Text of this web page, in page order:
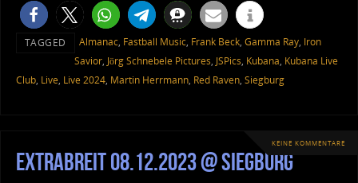
TAGGED Almanac, Fastball Music, Frank Beck, Gamma Ray, Iron
Savior, Jörg Schnebele Pictures, JSPics, Kubana, Kubana Live
Club, Live, Live 2024, Martin Herrmann, Red Raven, Siegburg
KEINE KOMMENTARE
Extrabreit 08.12.2023 @ Siegburg